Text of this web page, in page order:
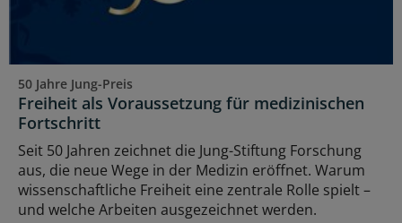
50 Jahre Jung-Preis
Freiheit als Voraussetzung für medizinischen
Fortschritt
Seit 50 Jahren zeichnet die Jung-Stiftung Forschung
aus, die neue Wege in der Medizin eröffnet. Warum
wissenschaftliche Freiheit eine zentrale Rolle spielt –
und welche Arbeiten ausgezeichnet werden.